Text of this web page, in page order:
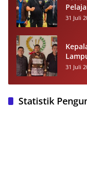
dan
31 Juli
Dana
31 Juli
Statistik